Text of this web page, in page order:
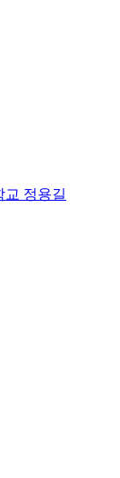
교 정용길